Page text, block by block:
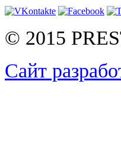
© 2015
Сайт